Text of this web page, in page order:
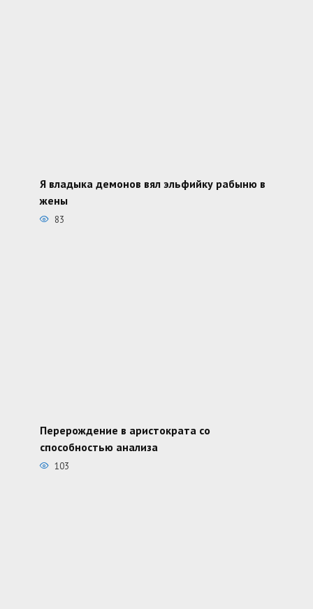
Я владыка демонов вял эльфийку рабыню в
жены
83
Перерождение в аристократа со
способностью анализа
103